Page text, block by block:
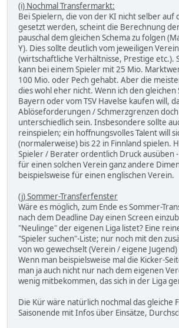
(i) Nochmal Transfermarkt:
Bei Spielern, die von der KI nicht selber auf
gesetzt werden, scheint die Berechnung
pauschal dem gleichen Schema zu folgen
Y). Dies sollte deutlich vom jeweiligen
(wirtschaftliche Verhältnisse, Prestige etc.).
kann bei einem Spieler mit 25 Mio.
100 Mio. oder Pech gehabt. Aber die
dies wohl eher nicht. Wenn ich den gleichen
Bayern oder vom TSV Havelse kaufen will,
Ablöseforderungen / Schmerzgrenzen
unterschiedlich sein. Insbesondere sollte
reinspielen; ein hoffnungsvolles Talent will
(normalerweise) bis 22 in Finnland spielen.
Spieler / Berater ordentlich Druck ausüben
für einen solchen Verein ganz andere
beispielsweise für einen englischen Verein.
(j) Sommer-Transferfenster
Wäre es möglich, zum Ende es Sommer-
nach dem Deadline Day einen Screen
"Neulinge" der eigenen Liga listet? Eine
"Spieler suchen"-Liste; nur noch mit den
von wo gewechselt (Verein / eigene Jugend)
Wenn man beispielsweise mal die Kicker-
man ja auch nicht nur nach dem eigenen
wenig mitbekommen, das sich in der Liga
Die Kür wäre natürlich nochmal das gleiche
Saisonende mit Infos über Einsätze,